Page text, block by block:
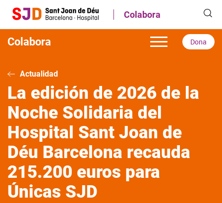
Pasar
contenido
principal
Colabora
Colabora Dona
Actualidad
La edición de 2026 de la
Noche Solidaria del
Hospital Sant Joan de
Déu Barcelona recauda
215.200 euros para
Únicas SJD